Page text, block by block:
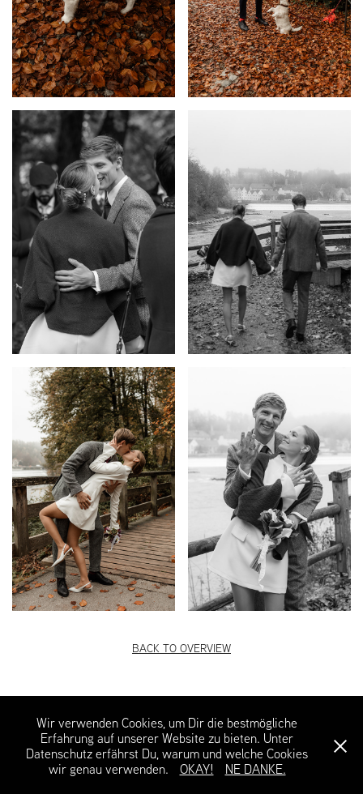
BACK TO OVERVIEW
@lauraregerweddings
@lauregallery
AGB+Impressum+Datenschutz
Wir verwenden Cookies, um Dir die bestmögliche
Erfahrung auf unserer Website zu bieten. Unter
Datenschutz erfährst Du, warum und welche Cookies
wir genau verwenden.
OKAY! NE DANKE.